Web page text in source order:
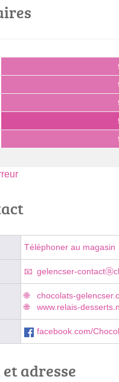
Téléphoner au magasin
gelencser-
chocolats-
www.relais-
facebook.com/
adresse